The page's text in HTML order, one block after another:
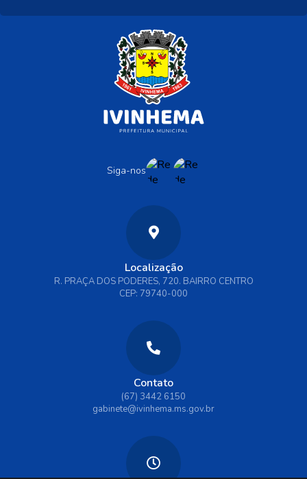
Siga-nos
Localização
R. PRAÇA DOS PODERES, 720. BAIRRO CENTRO
CEP: 79740-000
Contato
(67) 3442 6150
gabinete@ivinhema.ms.gov.br